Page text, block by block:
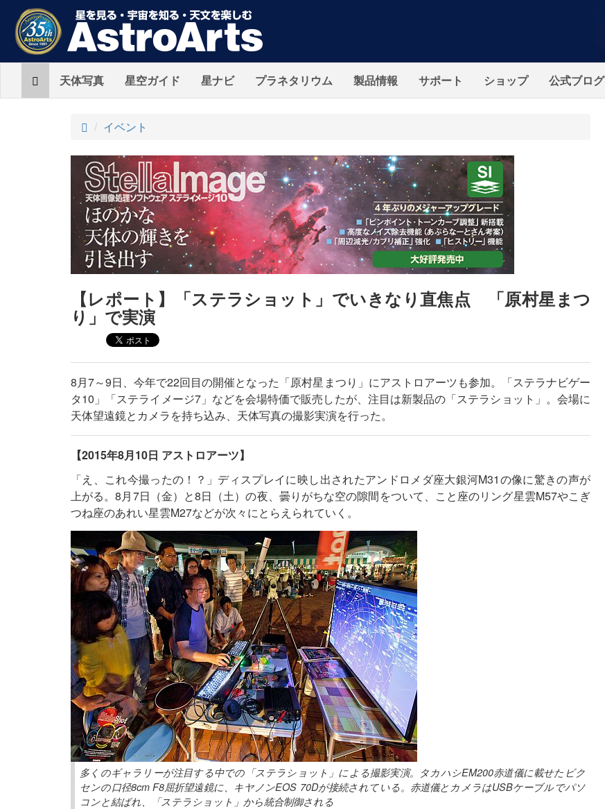
Home天体写真 星空ガイド 星ナビ プラネタリウム 製品情報 サポート ショップ 公式ブログ
ト
プ
イベント
【レポート】「ステラショット」でいきなり直焦点 「原村星まつ
り」で実演
8月7～9日、今年で22回目の開催となった「原村星まつり」にアストロアーツも参加。「ステラナビゲー
タ10」「ステライメージ7」などを会場特価で販売したが、注目は新製品の「ステラショット」。会場に
天体望遠鏡とカメラを持ち込み、天体写真の撮影実演を行った。
【2015年8月10日 アストロアーツ】
「え、これ今撮ったの！？」ディスプレイに映し出されたアンドロメダ座大銀河M31の像に驚きの声が
上がる。8月7日（金）と8日（土）の夜、曇りがちな空の隙間をついて、こと座のリング星雲M57やこぎ
つね座のあれい星雲M27などが次々にとらえられていく。
多くのギャラリーが注目する中での「ステラショット」による撮影実演。タカハシEM200赤道儀に載せたビク
センの口径8cm F8屈折望遠鏡に、キヤノンEOS 70Dが接続されている。赤道儀とカメラはUSBケーブルでパソ
コンと結ばれ、「ステラショット」から統合制御される